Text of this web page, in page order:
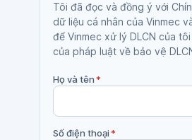
Tôi đã đọc và đồng ý với
dữ liệu cá nhân của Vinmec
để Vinmec xử lý DLCN của
của pháp luật về bảo vệ
Họ và tên*
Số điện thoại*